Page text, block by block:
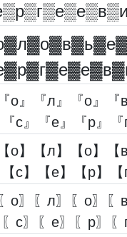
『о』『л』『о』
『с』『е』『р』
【о】【л】【о】
【с】【е】【р】
о〗〖л〗〖о〗〖
с〗〖е〗〖р〗